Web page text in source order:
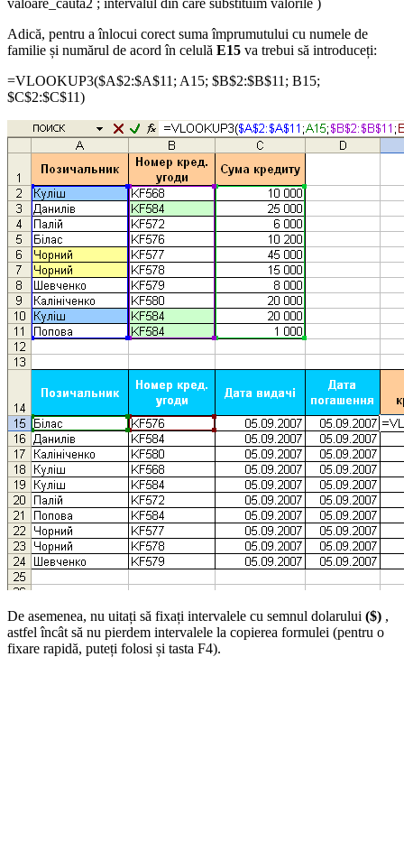
valoare_căută2 ; intervalul din care substituim valorile )
Adică, pentru a înlocui corect suma împrumutului cu numele de
familie și numărul de acord în celulă E15 va trebui să introduceți:
=VLOOKUP3($A$2:$A$11 ; A15; $B$2:$B$11 ; B15;
$C$2:$C$11)
De asemenea, nu uitați să fixați intervalele cu semnul dolarului ($) ,
astfel încât să nu pierdem intervalele la copierea formulei (pentru o
fixare rapidă, puteți folosi și tasta F4).